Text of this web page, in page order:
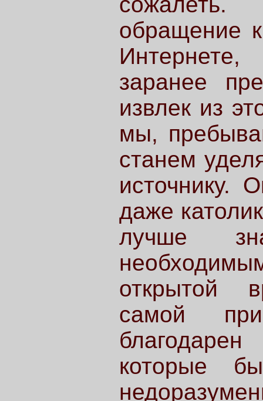
обращение
заранее
извлек из
мы,
станем
источнику.
даже
лучше
открытой
самой
которые